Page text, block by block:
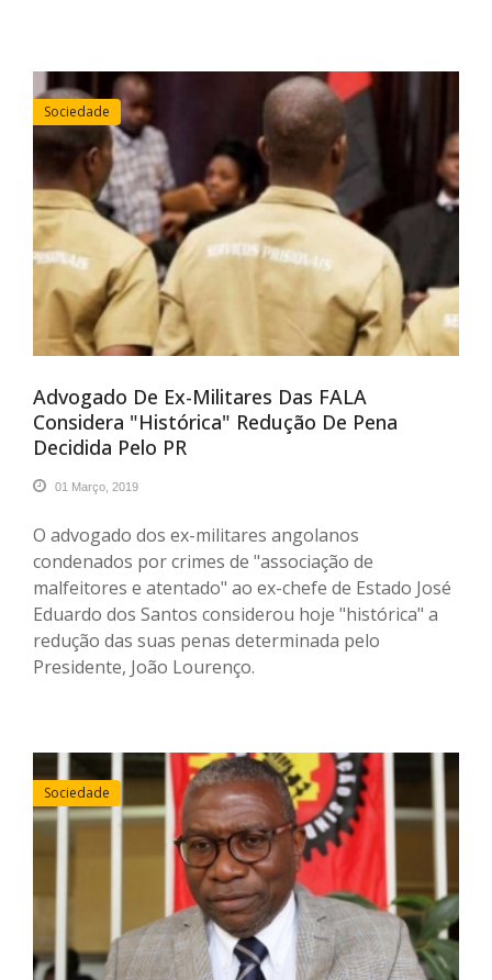
Sociedade
Advogado De Ex-Militares Das FALA
Considera "histórica" Redução De Pena
Decidida Pelo PR
01 Março, 2019
O advogado dos ex-militares angolanos
condenados por crimes de "associação de
malfeitores e atentado" ao ex-chefe de Estado José
Eduardo dos Santos considerou hoje "histórica" a
redução das suas penas determinada pelo
Presidente, João Lourenço.
Sociedade